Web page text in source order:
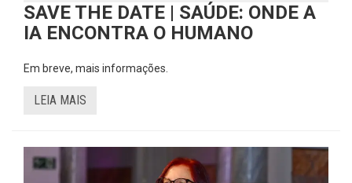
SAVE THE DATE | SAÚDE: ONDE A
IA ENCONTRA O HUMANO
Em breve, mais informações.
LEIA MAIS